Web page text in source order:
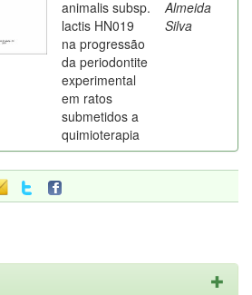
animalis subsp.
lactis HN019
na progressão
da periodontite
experimental
em ratos
submetidos a
quimioterapia
Almeida
Silva